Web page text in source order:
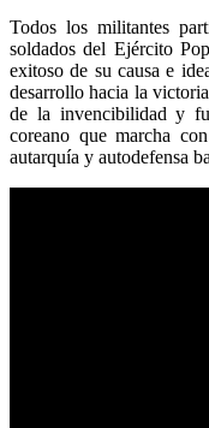
Todos los militantes
soldados del Ejército
exitoso de su causa e
desarrollo hacia la
de la invencibilidad y
coreano que marcha
autarquía y autodefensa